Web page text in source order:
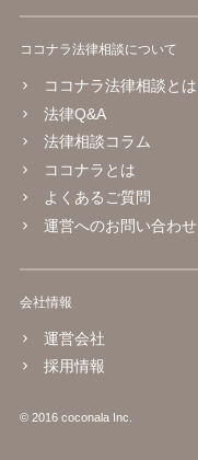
ココナラ法律相談について
ココナラ法律相談とは
法律Q&A
法律相談コラム
ココナラとは
よくあるご質問
運営へのお問い合わせ
会社情報
運営会社
採用情報
© 2016 coconala Inc.